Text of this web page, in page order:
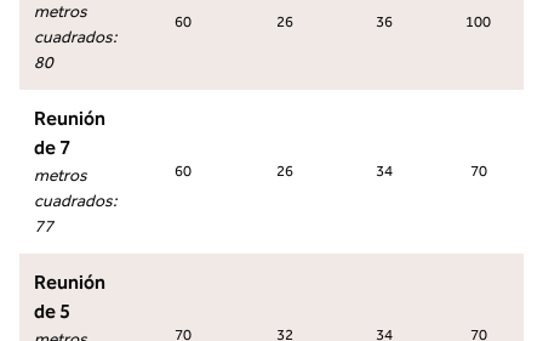
metros
cuadrados:
80
60 26 36 100
Reunión
de 7
metros
cuadrados:
77
60 26 34 70
Reunión
de 5
70 32 34 70